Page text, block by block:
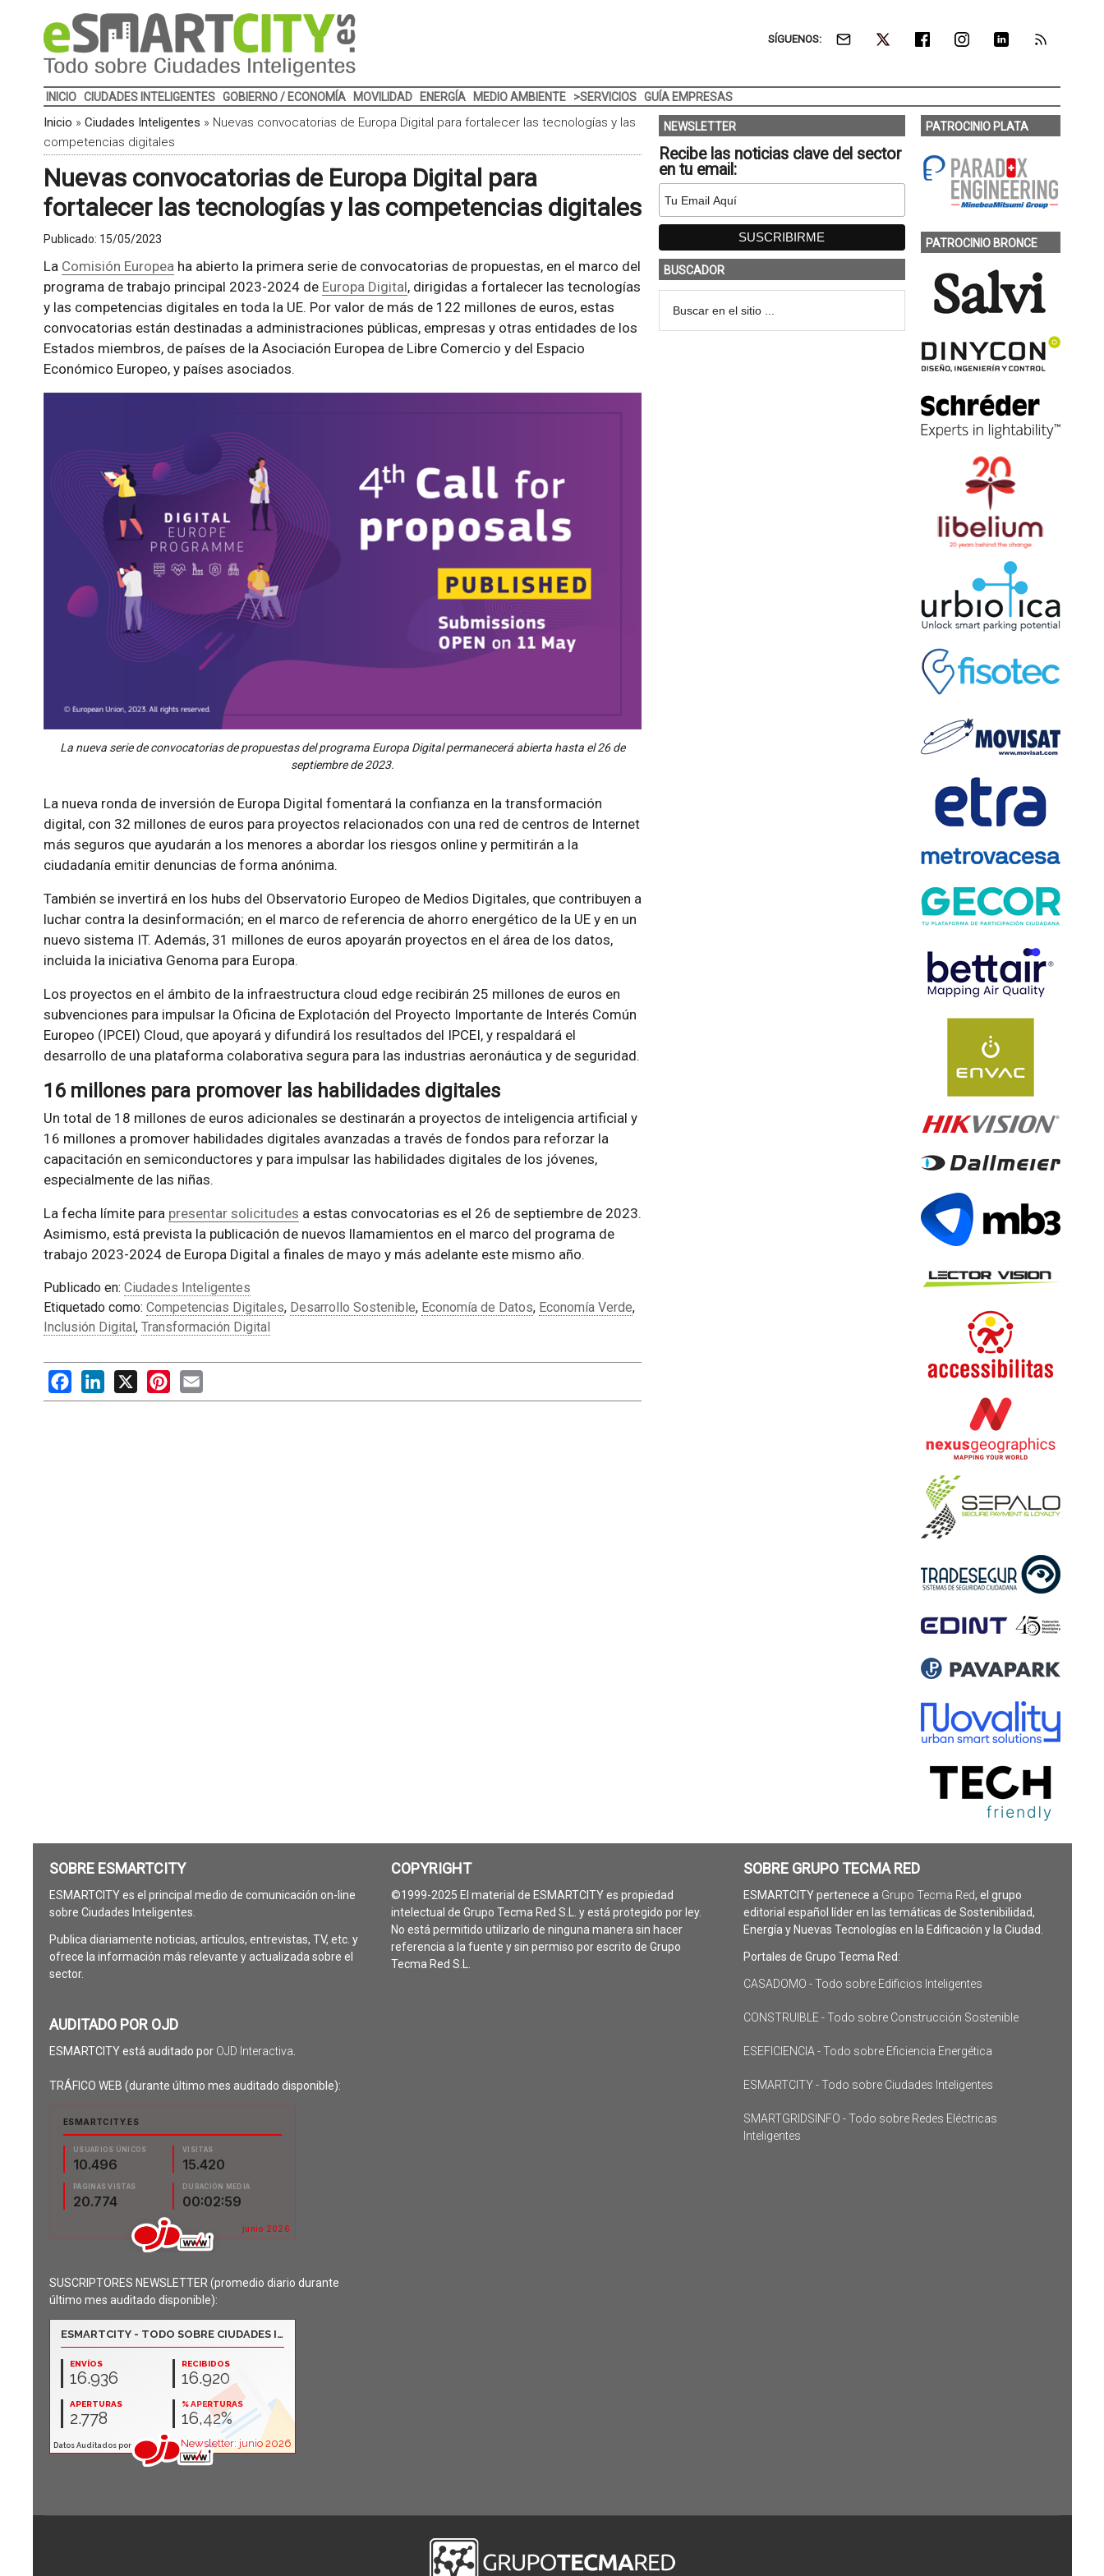
SÍGUENOS:
INICIO CIUDADES INTELIGENTES GOBIERNO / ECONOMÍA MOVILIDAD ENERGÍA MEDIO AMBIENTE >SERVICIOS GUÍA EMPRESAS
Inicio » Ciudades Inteligentes » Nuevas convocatorias de Europa Digital para fortalecer las tecnologías y las
competencias digitales
Nuevas convocatorias de Europa Digital para
fortalecer las tecnologías y las competencias digitales
Publicado: 15/05/2023
La Comisión Europeaha abierto la primera serie de convocatorias de propuestas, en el marco del
programa de trabajo principal 2023-2024 de Europa Digital, dirigidas a fortalecer las tecnologías
y las competencias digitales en toda la UE. Por valor de más de 122 millones de euros, estas
convocatorias están destinadas a administraciones públicas, empresas y otras entidades de los
Estados miembros, de países de la Asociación Europea de Libre Comercio y del Espacio
Económico Europeo, y países asociados.
La nueva serie de convocatorias de propuestas del programa Europa Digital permanecerá abierta hasta el 26 de
septiembre de 2023.
La nueva ronda de inversión de Europa Digital fomentará la confianza en la transformación
digital, con 32 millones de euros para proyectos relacionados con una red de centros de Internet
más seguros que ayudarán a los menores a abordar los riesgos online y permitirán a la
ciudadanía emitir denuncias de forma anónima.
También se invertirá en los hubs del Observatorio Europeo de Medios Digitales, que contribuyen a
luchar contra la desinformación; en el marco de referencia de ahorro energético de la UE y en un
nuevo sistema IT. Además, 31 millones de euros apoyarán proyectos en el área de los datos,
incluida la iniciativa Genoma para Europa.
Los proyectos en el ámbito de la infraestructura cloud edge recibirán 25 millones de euros en
subvenciones para impulsar la Oficina de Explotación del Proyecto Importante de Interés Común
Europeo (IPCEI) Cloud, que apoyará y difundirá los resultados del IPCEI, y respaldará el
desarrollo de una plataforma colaborativa segura para las industrias aeronáutica y de seguridad.
16 millones para promover las habilidades digitales
Un total de 18 millones de euros adicionales se destinarán a proyectos de inteligencia artificial y
16 millones a promover habilidades digitales avanzadas a través de fondos para reforzar la
capacitación en semiconductores y para impulsar las habilidades digitales de los jóvenes,
especialmente de las niñas.
La fecha límite para presentar solicitudes a estas convocatorias es el 26 de septiembre de 2023.
Asimismo, está prevista la publicación de nuevos llamamientos en el marco del programa de
trabajo 2023-2024 de Europa Digital a finales de mayo y más adelante este mismo año.
Publicado en: Ciudades Inteligentes
Etiquetado como: Competencias Digitales, Desarrollo Sostenible, Economía de Datos, Economía Verde,
Inclusión Digital, Transformación Digital
FacebookLinkedIn
X PinterestEmail
NEWSLETTER
Recibe las noticias clave del sector
en tu email:
BUSCADOR
PATROCINIO PLATA
PATROCINIO BRONCE
SOBRE ESMARTCITY
ESMARTCITY es el principal medio de comunicación on-line
sobre Ciudades Inteligentes.
Publica diariamente noticias, artículos, entrevistas, TV, etc. y
ofrece la información más relevante y actualizada sobre el
sector.
AUDITADO POR OJD
ESMARTCITY está auditado por OJD Interactiva
TRÁFICO WEB (durante último mes auditado disponible):
SUSCRIPTORES NEWSLETTER (promedio diario durante
último mes auditado disponible):
COPYRIGHT
©1999-2025 El material de ESMARTCITY es propiedad
intelectual de Grupo Tecma Red S.L. y está protegido por ley.
No está permitido utilizarlo de ninguna manera sin hacer
referencia a la fuente y sin permiso por escrito de Grupo
Tecma Red S.L.
SOBRE GRUPO TECMA RED
ESMARTCITY pertenece a Grupo Tecma Red, el grupo
editorial español líder en las temáticas de Sostenibilidad,
Energía y Nuevas Tecnologías en la Edificación y la Ciudad.
Portales de Grupo Tecma Red:
CASADOMO - Todo sobre Edificios Inteligentes
CONSTRUIBLE - Todo sobre Construcción Sostenible
ESEFICIENCIA - Todo sobre Eficiencia Energética
ESMARTCITY - Todo sobre Ciudades Inteligentes
SMARTGRIDSINFO - Todo sobre Redes Eléctricas
Inteligentes